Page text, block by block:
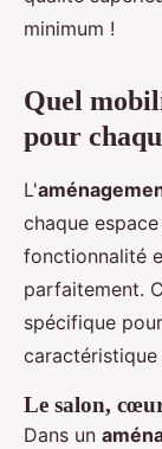
minimum !
Quel
pour
L'
chaque
fonctionnalité
parfaitement.
spécifique
caractéristique
Le salon,
Dans un